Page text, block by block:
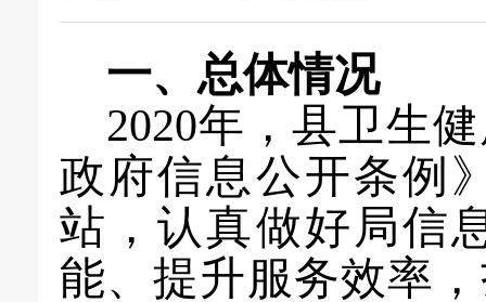
一、 总体情况
2020年，县卫生
政府信息公开条例
站，认真做好局信
能、提升服务效率